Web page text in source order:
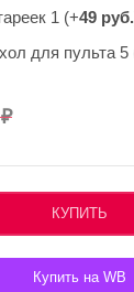
1 (+49 руб.
для пульта 5
КУПИТЬ
Купить на WB